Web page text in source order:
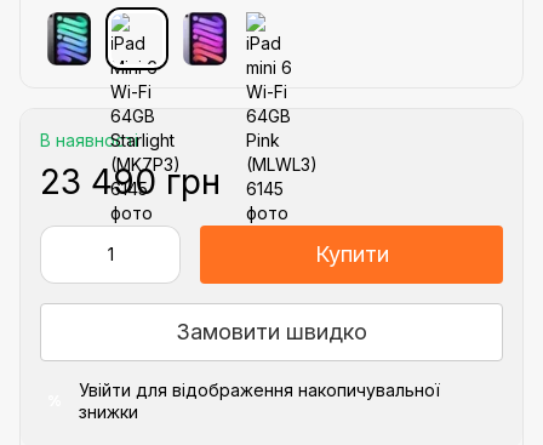
В наявності
23 490 грн
Купити
Замовити швидко
Увійти для відображення накопичувальної
знижки